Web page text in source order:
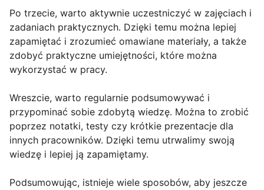
Po trzecie, warto aktywnie uczestniczyć w zajęciach i
zadaniach praktycznych. Dzięki temu można lepiej
zapamiętać i zrozumieć omawiane materiały, a także
zdobyć praktyczne umiejętności, które można
wykorzystać w pracy.
Wreszcie, warto regularnie podsumowywać i
przypominać sobie zdobytą wiedzę. Można to zrobić
poprzez notatki, testy czy krótkie prezentacje dla
innych pracowników. Dzięki temu utrwalimy swoją
wiedzę i lepiej ją zapamiętamy.
Podsumowując, istnieje wiele sposobów, aby jeszcze